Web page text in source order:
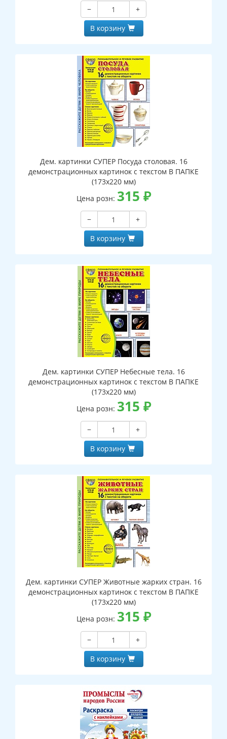
−
+
В корзину
Дем. картинки СУПЕР Посуда столовая. 16
демонстрационных картинок с текстом В ПАПКЕ
(173х220 мм)
Цена розн: 315 ₽
−
+
В корзину
Дем. картинки СУПЕР Небесные тела. 16
демонстрационных картинок с текстом В ПАПКЕ
(173х220 мм)
Цена розн: 315 ₽
−
+
В корзину
Дем. картинки СУПЕР Животные жарких стран. 16
демонстрационных картинок с текстом В ПАПКЕ
(173х220 мм)
Цена розн: 315 ₽
−
+
В корзину